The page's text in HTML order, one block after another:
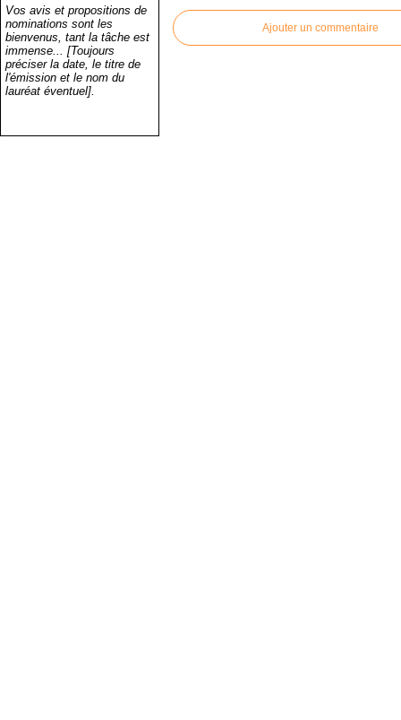
Vos avis et propositions de
nominations sont les
bienvenus, tant la tâche est
immense... [Toujours
préciser la date, le titre de
l'émission et le nom du
lauréat éventuel].
Ajouter un commentaire